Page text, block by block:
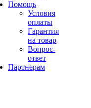
Помощь
Условия
оплаты
Гарантия
на товар
Вопрос-
ответ
Партнерам